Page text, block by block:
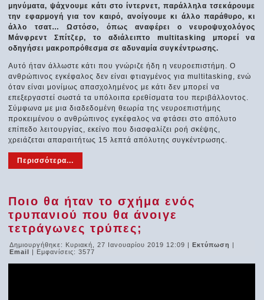
μηνύματα, ψάχνουμε κάτι στο ίντερνετ, παράλληλα τσεκάρουμε
την εφαρμογή για τον καιρό, ανοίγουμε κι άλλο παράθυρο, κι
άλλο τσατ… Ωστόσο, όπως αναφέρει ο νευροψυχολόγος
Μάνφρεντ Σπίτζερ, το αδιάλειπτο multitasking μπορεί να
οδηγήσει μακροπρόθεσμα σε αδυναμία συγκέντρωσης.
Αυτό ήταν άλλωστε κάτι που γνώριζε ήδη η νευροεπιστήμη. Ο
ανθρώπινος εγκέφαλος δεν είναι φτιαγμένος για multitasking, ενώ
όταν είναι μονίμως απασχολημένος με κάτι δεν μπορεί να
επεξεργαστεί σωστά τα υπόλοιπα ερεθίσματα του περιβάλλοντος.
Σύμφωνα με μια διαδεδομένη θεωρία της νευροεπιστήμης
προκειμένου ο ανθρώπινος εγκέφαλος να φτάσει στο απόλυτο
επίπεδο λειτουργίας, εκείνο που διασφαλίζει ροή σκέψης,
χρειάζεται απαραιτήτως 15 λεπτά απόλυτης συγκέντρωσης.
Περισσότερα...
Ποιο θα ήταν το σχήμα ενός
τρυπανιού που θα άνοιγε
τετράγωνες τρύπες;
Δημιουργήθηκε: Κυριακή, 27 Ιανουαρίου 2019 12:09 |Εκτύπωση |
Email | Εμφανίσεις: 3577